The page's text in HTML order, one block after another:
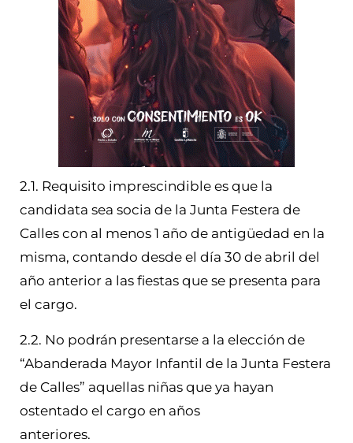
2.1. Requisito imprescindible es que la
candidata sea socia de la Junta Festera de
Calles con al menos 1 año de antigüedad en la
misma, contando desde el día 30 de abril del
año anterior a las fiestas que se presenta para
el cargo.
2.2. No podrán presentarse a la elección de
“Abanderada Mayor Infantil de la Junta Festera
de Calles” aquellas niñas que ya hayan
ostentado el cargo en años
anteriores.